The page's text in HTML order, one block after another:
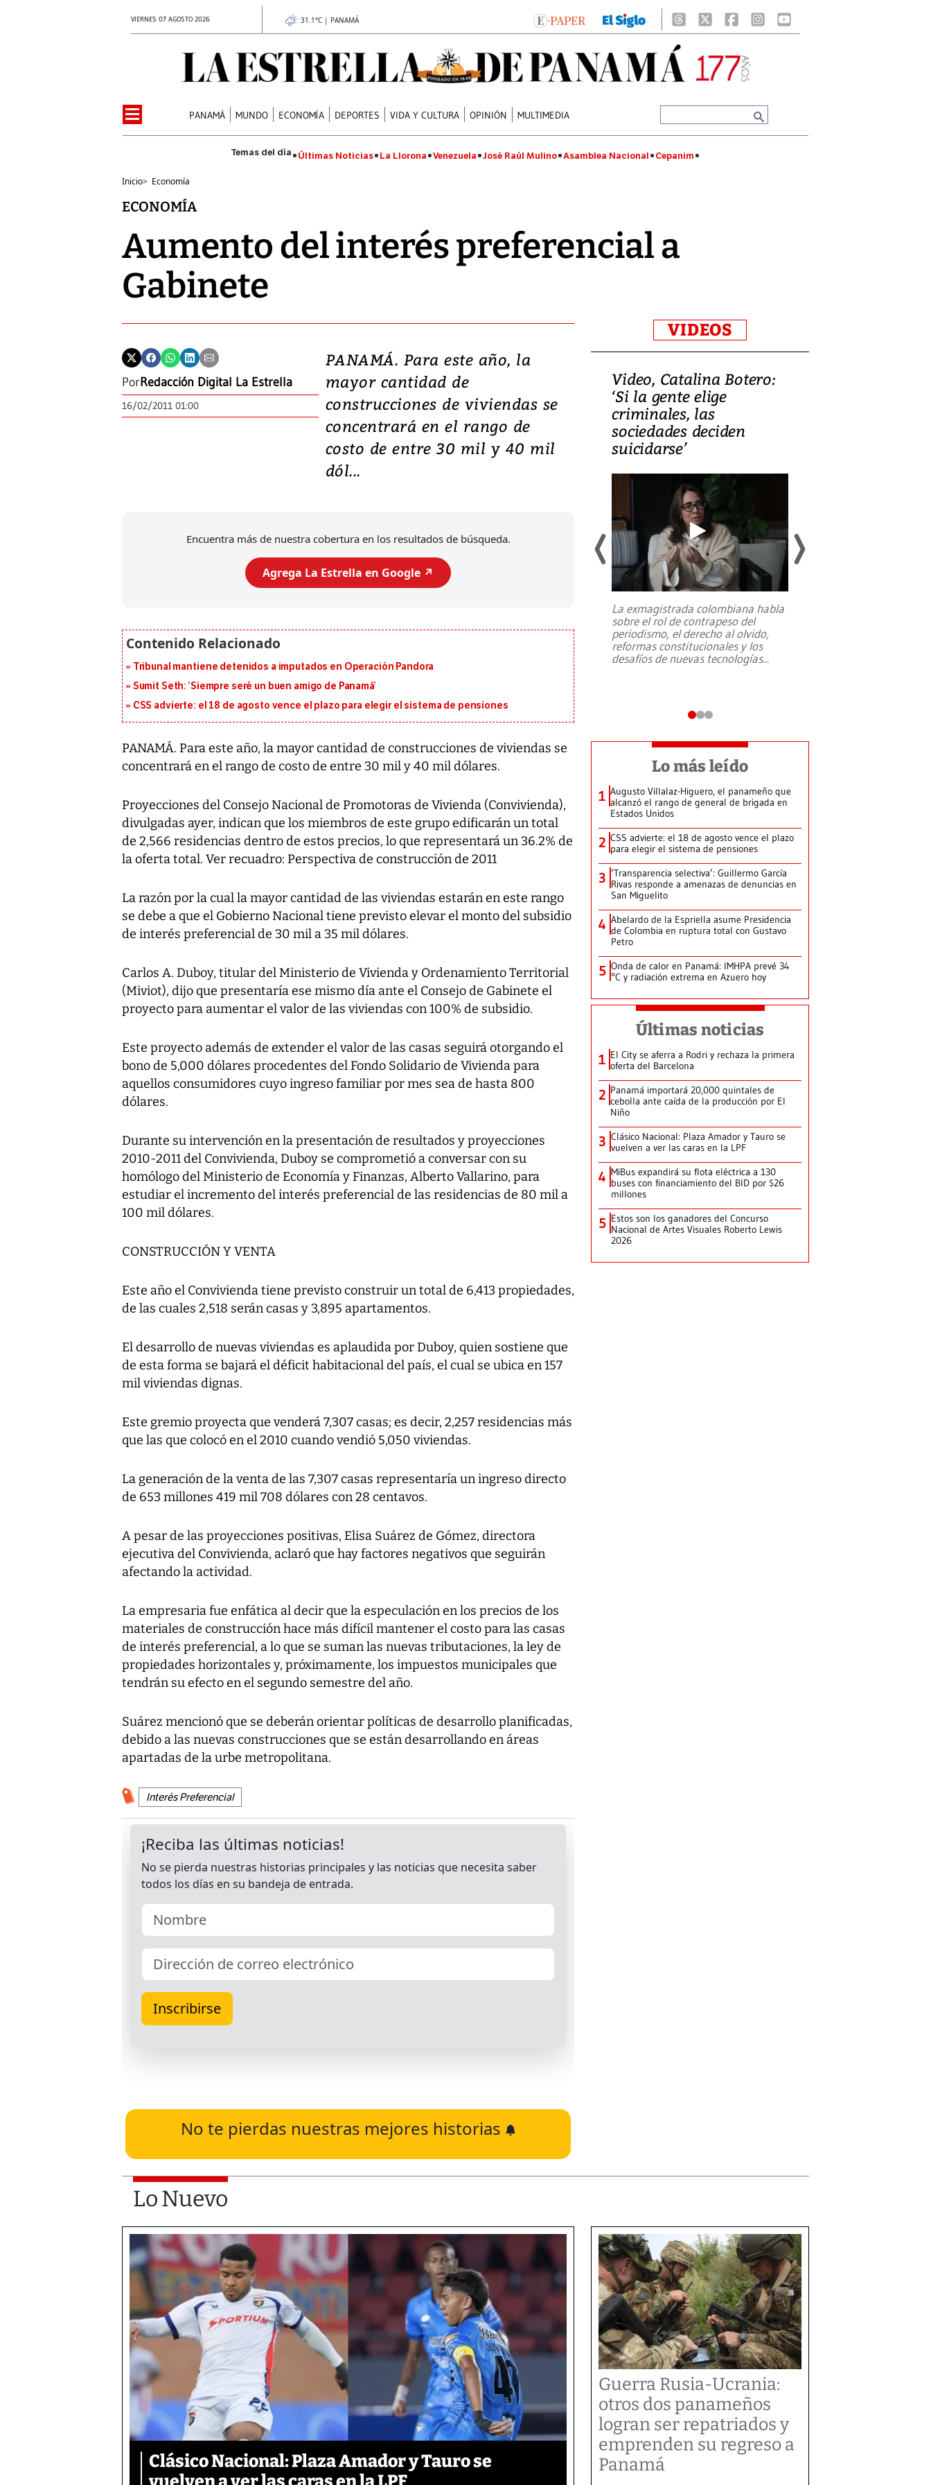
VIERNES 07 AGOSTO 2026 31.1°C | PANAMÁ
PANAMÁ MUNDO ECONOMÍA DEPORTES VIDA Y CULTURA OPINIÓN MULTIMEDIA
Últimas Noticias La Llorona Venezuela José Raúl Mulino Asamblea Nacional Cepanim
Inicio> Economía
ECONOMÍA
Aumento del interés preferencial a
Gabinete
PorRedacción Digital La Estrella
16/02/2011 01:00
PANAMÁ. Para este año, la
mayor cantidad de
construcciones de viviendas se
concentrará en el rango de
costo de entre 30 mil y 40 mil
dól...
Encuentra más de nuestra cobertura en los resultados de búsqueda.
Agrega La Estrella en Google ↗️
Tribunal mantiene detenidos a imputados en Operación Pandora
Sumit Seth: ‘Siempre seré un buen amigo de Panamá’
CSS advierte: el 18 de agosto vence el plazo para elegir el sistema de pensiones
PANAMÁ. Para este año, la mayor cantidad de construcciones de viviendas se
concentrará en el rango de costo de entre 30 mil y 40 mil dólares.
Proyecciones del Consejo Nacional de Promotoras de Vivienda (Convivienda),
divulgadas ayer, indican que los miembros de este grupo edificarán un total
de 2,566 residencias dentro de estos precios, lo que representará un 36.2% de
la oferta total. Ver recuadro: Perspectiva de construcción de 2011
La razón por la cual la mayor cantidad de las viviendas estarán en este rango
se debe a que el Gobierno Nacional tiene previsto elevar el monto del subsidio
de interés preferencial de 30 mil a 35 mil dólares.
Carlos A. Duboy, titular del Ministerio de Vivienda y Ordenamiento Territorial
(Miviot), dijo que presentaría ese mismo día ante el Consejo de Gabinete el
proyecto para aumentar el valor de las viviendas con 100% de subsidio.
Este proyecto además de extender el valor de las casas seguirá otorgando el
bono de 5,000 dólares procedentes del Fondo Solidario de Vivienda para
aquellos consumidores cuyo ingreso familiar por mes sea de hasta 800
dólares.
Durante su intervención en la presentación de resultados y proyecciones
2010-2011 del Convivienda, Duboy se comprometió a conversar con su
homólogo del Ministerio de Economía y Finanzas, Alberto Vallarino, para
estudiar el incremento del interés preferencial de las residencias de 80 mil a
100 mil dólares.
CONSTRUCCIÓN Y VENTA
Este año el Convivienda tiene previsto construir un total de 6,413 propiedades,
de las cuales 2,518 serán casas y 3,895 apartamentos.
El desarrollo de nuevas viviendas es aplaudida por Duboy, quien sostiene que
de esta forma se bajará el déficit habitacional del país, el cual se ubica en 157
mil viviendas dignas.
Este gremio proyecta que venderá 7,307 casas; es decir, 2,257 residencias más
que las que colocó en el 2010 cuando vendió 5,050 viviendas.
La generación de la venta de las 7,307 casas representaría un ingreso directo
de 653 millones 419 mil 708 dólares con 28 centavos.
A pesar de las proyecciones positivas, Elisa Suárez de Gómez, directora
ejecutiva del Convivienda, aclaró que hay factores negativos que seguirán
afectando la actividad.
La empresaria fue enfática al decir que la especulación en los precios de los
materiales de construcción hace más difícil mantener el costo para las casas
de interés preferencial, a lo que se suman las nuevas tributaciones, la ley de
propiedades horizontales y, próximamente, los impuestos municipales que
tendrán su efecto en el segundo semestre del año.
Suárez mencionó que se deberán orientar políticas de desarrollo planificadas,
debido a las nuevas construcciones que se están desarrollando en áreas
apartadas de la urbe metropolitana.
Interés Preferencial
No te pierdas nuestras mejores historias
VIDEOS
Video, Japón: Terremoto
deja heridos y graves
daños en Kumamoto
Un fuerte terremoto de magnitud
7,1 se registró este martes 28 de
Video, Catalina Botero:
‘Si la gente elige
criminales, las
sociedades deciden
suicidarse’
La exmagistrada colombiana habla
sobre el rol de contrapeso del
periodismo, el derecho al olvido,
reformas constitucionales y los
desafíos de nuevas tecnologías...
Lo más leído
1 Augusto Villalaz-Higuero, el panameño que
alcanzó el rango de general de brigada en
Estados Unidos
2 CSS advierte: el 18 de agosto vence el plazo
para elegir el sistema de pensiones
3 ‘Transparencia selectiva’: Guillermo García
Rivas responde a amenazas de denuncias en
San Miguelito
4 Abelardo de la Espriella asume Presidencia
de Colombia en ruptura total con Gustavo
Petro
5 Onda de calor en Panamá: IMHPA prevé 34
°C y radiación extrema en Azuero hoy
Últimas noticias
1 El City se aferra a Rodri y rechaza la primera
oferta del Barcelona
2 Panamá importará 20,000 quintales de
cebolla ante caída de la producción por El
Niño
3 Clásico Nacional: Plaza Amador y Tauro se
vuelven a ver las caras en la LPF
4 MiBus expandirá su flota eléctrica a 130
buses con financiamiento del BID por $26
millones
5 Estos son los ganadores del Concurso
Nacional de Artes Visuales Roberto Lewis
2026
Lo Nuevo
Clásico Nacional: Plaza Amador y Tauro se
Guerra Rusia-Ucrania:
otros dos panameños
logran ser repatriados y
emprenden su regreso a
Panamá